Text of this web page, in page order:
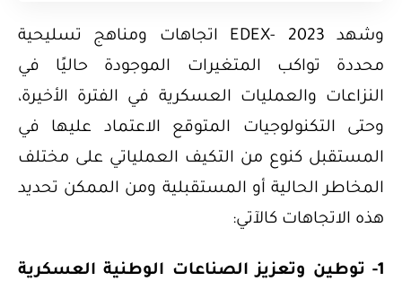
وشهد EDEX- 2023 اتجاهات ومناهج تسليحية
محددة تواكب المتغيرات الموجودة حاليًا في
النزاعات والعمليات العسكرية في الفترة الأخيرة،
وحتى التكنولوجيات المتوقع الاعتماد عليها في
المستقبل كنوع من التكيف العملياتي على مختلف
المخاطر الحالية أو المستقبلية ومن الممكن تحديد
هذه الاتجاهات كالآتي:
1- توطين وتعزيز الصناعات الوطنية العسكرية